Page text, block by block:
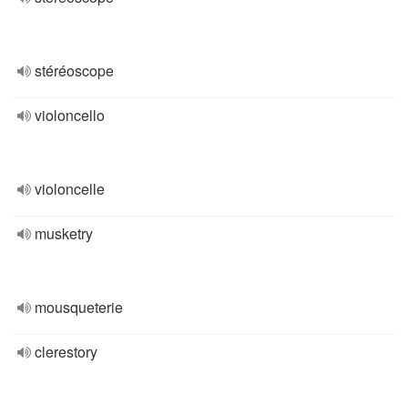
stéréoscope
violoncello
violoncelle
musketry
mousqueterie
clerestory